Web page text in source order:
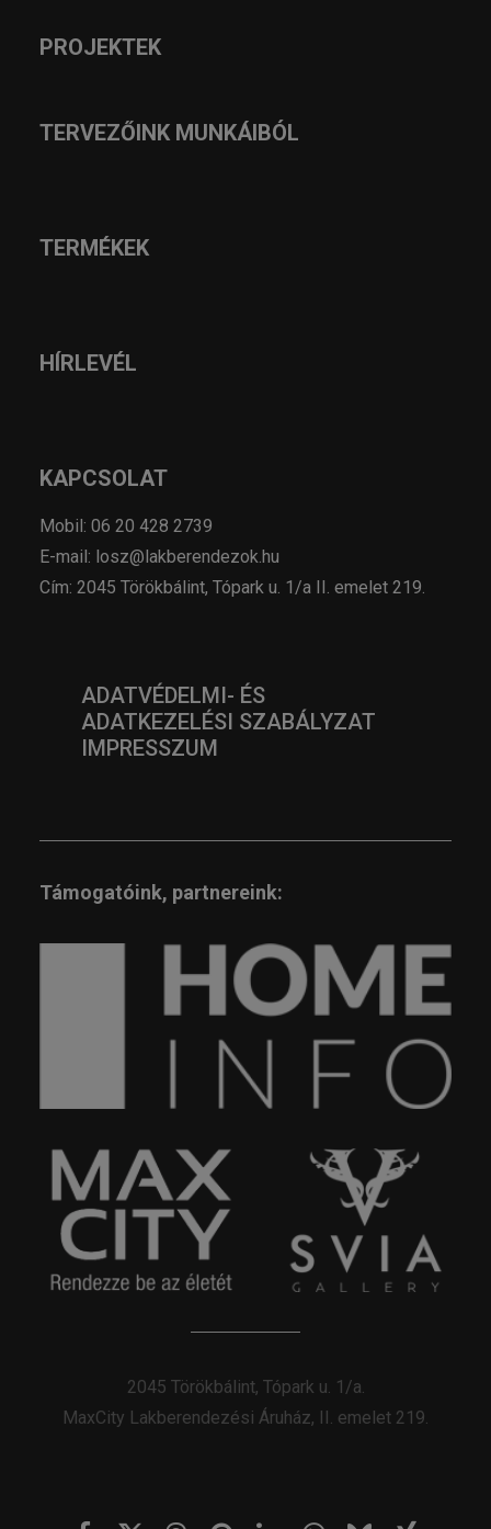
PROJEKTEK
TERVEZŐINK MUNKÁIBÓL
TERMÉKEK
HÍRLEVÉL
KAPCSOLAT
Mobil: 06 20 428 2739
E-mail: losz@lakberendezok.hu
Cím: 2045 Törökbálint, Tópark u. 1/a II. emelet 219.
ADATVÉDELMI- ÉS
ADATKEZELÉSI SZABÁLYZAT
IMPRESSZUM
Támogatóink, partnereink:
2045 Törökbálint, Tópark u. 1/a.
MaxCity Lakberendezési Áruház, II. emelet 219.